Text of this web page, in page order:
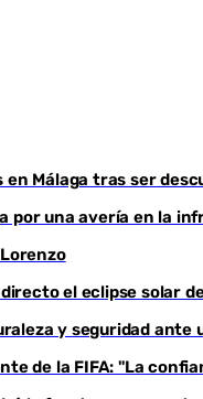
Málaga tras ser
por una avería en la
el eclipse solar
y seguridad
de la FIFA: "La